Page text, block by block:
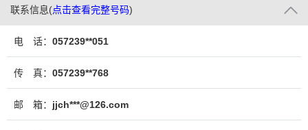
联系信息(点击查看完整号码)
电 话： 057239**051
传 真： 057239**768
邮 箱： jjch***@126.com